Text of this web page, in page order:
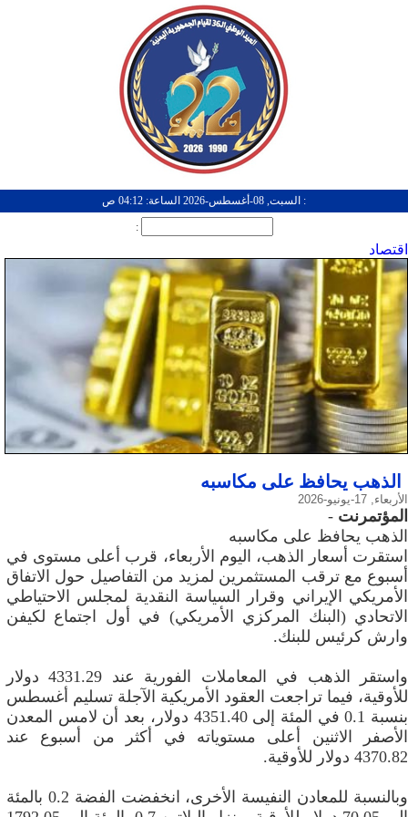
: السبت, 08-أغسطس-2026 الساعة: 04:12 ص
:
اقتصاد
الذهب يحافظ على مكاسبه
الأربعاء, 17-يونيو-2026
المؤتمرنت -
الذهب يحافظ على مكاسبه
استقرت أسعار الذهب، اليوم الأربعاء، قرب أعلى مستوى في
أسبوع مع ترقب المستثمرين لمزيد من التفاصيل حول الاتفاق
الأمريكي الإيراني وقرار السياسة النقدية لمجلس الاحتياطي
الاتحادي (البنك المركزي الأمريكي) في أول اجتماع لكيفن
وارش كرئيس للبنك.
واستقر الذهب في المعاملات الفورية عند 4331.29 دولار
للأوقية، فيما تراجعت العقود الأمريكية الآجلة تسليم أغسطس
بنسبة 0.1 في المئة إلى 4351.40 دولار، بعد أن لامس المعدن
الأصفر الاثنين أعلى مستوياته في أكثر من أسبوع عند
4370.82 دولار للأوقية.
وبالنسبة للمعادن النفيسة الأخرى، انخفضت الفضة 0.2 بالمئة